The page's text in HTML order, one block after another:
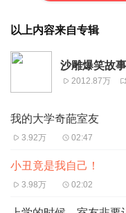
以上内容来自专辑
沙雕爆笑故
2012.87万
我的大学奇葩室友
3.92万 02:47
小丑竟是我自己！
3.98万 02:02